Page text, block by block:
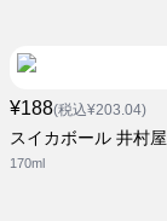
¥188(税込¥203.04)
スイカボール 井村屋
170ml